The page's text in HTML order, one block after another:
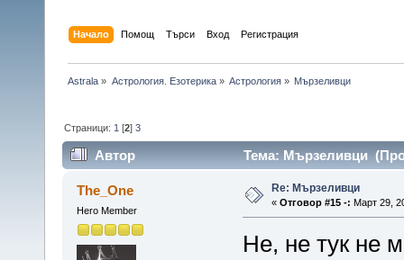
Начало Помощ Търси Вход Регистрация
Astrala » Астрология. Езотерика» Астрология» Мързеливци
Страници: 1 [2]3
Автор Тема: Мързеливци
The_One
Hero Member
Re: Мързеливци
« Отговор #15 -: Март 29,
Не, не тук не